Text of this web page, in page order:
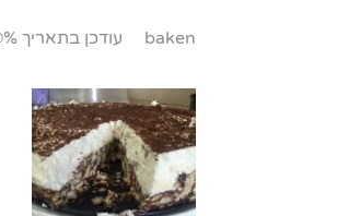
baken עודכן בתאריך